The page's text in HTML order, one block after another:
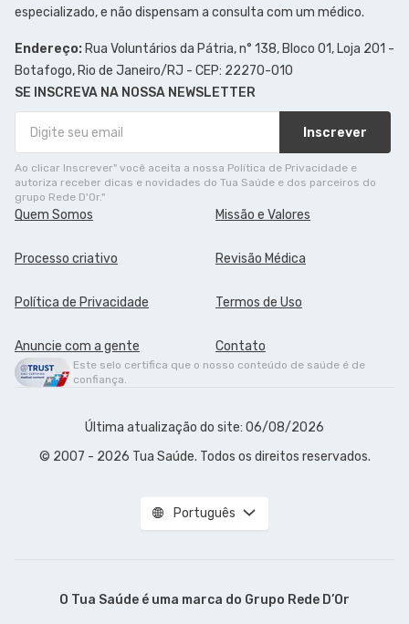
especializado, e não dispensam a consulta com um médico.
Endereço: Rua Voluntários da Pátria, n° 138, Bloco 01, Loja 201 -
Botafogo, Rio de Janeiro/RJ - CEP: 22270-010
SE INSCREVA NA NOSSA NEWSLETTER
Inscrever
Ao clicar Inscrever" você aceita a nossa Política de Privacidade e
autoriza receber dicas e novidades do Tua Saúde e dos parceiros do
grupo Rede D'Or."
Quem Somos Missão e Valores
Processo criativo Revisão Médica
Política de Privacidade Termos de Uso
Anuncie com a gente Contato
Este selo certifica que o nosso conteúdo de saúde é de
confiança.
Última atualização do site: 06/08/2026
© 2007 - 2026 Tua Saúde. Todos os direitos reservados.
Português
O Tua Saúde é uma marca do Grupo Rede D’Or